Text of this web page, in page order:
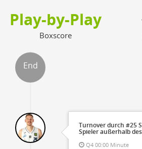
Play-by-Play
Boxscore
End
Turnover durch #25
Spieler außerhalb
Q4 00:00 Minute